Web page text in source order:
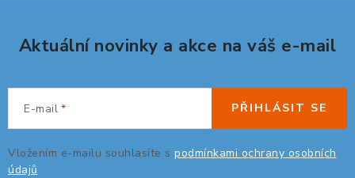
Aktuální novinky a akce na váš e-mail
E-mail
Vložením e-mailu souhlasíte s podmínkami ochrany osobních
údajů
PŘIHLÁSIT SE